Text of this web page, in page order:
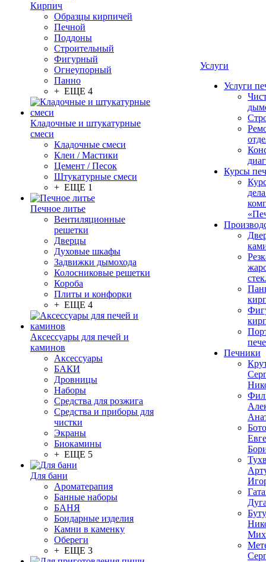
Кирпич
Образцы кирпичей
Печной
Поддоны
Строительный
Фигурный
Огнеупорный
Панно
+ ЕЩЕ 4
Кладочные и штукатурные
смеси
Кладочные смеси
Клеи / Мастики
Цемент / Песок
Штукатурные смеси
+ ЕЩЕ 1
Печное литье
Вентиляционные
решетки
Дверцы
Духовые шкафы
Задвижки дымохода
Колосниковые решетки
Короба
Плиты и конфорки
+ ЕЩЕ 4
Аксессуары для печей и
каминов
Аксессуары
БАКИ
Дровницы
Наборы
Средства для розжига
Средства и приборы для
чистки
Экраны
Биокамины
+ ЕЩЕ 5
Для бани
Ароматерапия
Банные наборы
БАНЯ
Бондарные изделия
Камни в каменку
Обереги
+ ЕЩЕ 3
Услуги
Услуги
Курсы
Печники